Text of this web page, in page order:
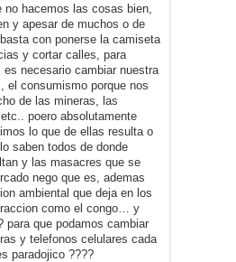
no hacemos las cosas bien,
y apesar de muchos o de
con ponerse la camiseta
y cortar calles, para
necesario cambiar nuestra
el consumismo porque nos
de las mineras, las
poero absolutamente
lo que de ellas resulta o
saben todos de donde
y las masacres que se
nego que es, ademas
ambiental que deja en los
como el congo… y
para que podamos cambiar
y telefonos celulares cada
paradojico ????